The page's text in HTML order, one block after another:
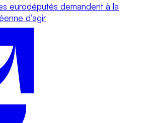
eurodéputés demandent à la
d’agir